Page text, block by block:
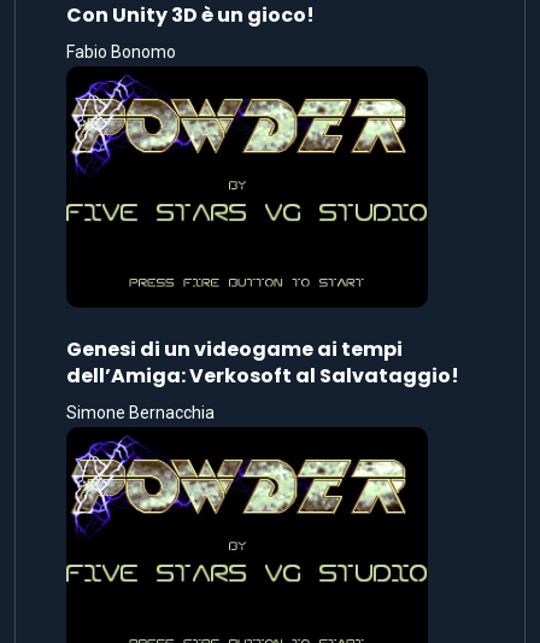
Con Unity 3D è un gioco!
Fabio Bonomo
Genesi di un videogame ai tempi
dell’Amiga: Verkosoft al Salvataggio!
Simone Bernacchia